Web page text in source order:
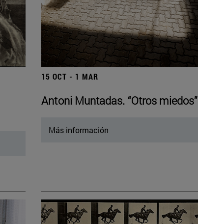
15 OCT - 1 MAR
Antoni Muntadas. “Otros miedos”
Más información